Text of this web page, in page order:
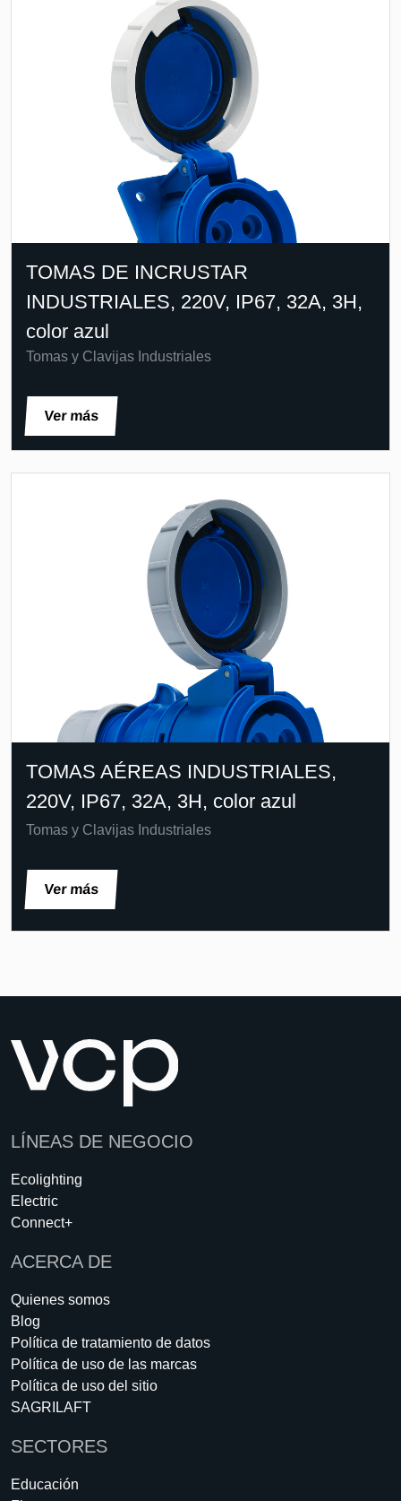
TOMAS DE INCRUSTAR
INDUSTRIALES, 220V, IP67, 32A, 3H,
color azul
Tomas y Clavijas Industriales
Ver más
TOMAS AÉREAS INDUSTRIALES,
220V, IP67, 32A, 3H, color azul
Tomas y Clavijas Industriales
Ver más
LÍNEAS DE NEGOCIO
Ecolighting
Electric
Connect+
ACERCA DE
Quienes somos
Blog
Política de tratamiento de datos
Política de uso de las marcas
Política de uso del sitio
SAGRILAFT
SECTORES
Educación